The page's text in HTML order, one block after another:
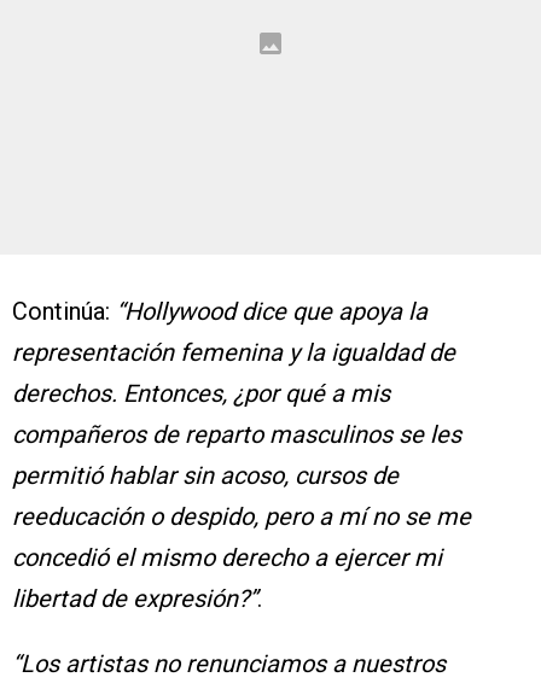
Continúa: “Hollywood dice que apoya la
representación femenina y la igualdad de
derechos. Entonces, ¿por qué a mis
compañeros de reparto masculinos se les
permitió hablar sin acoso, cursos de
reeducación o despido, pero a mí no se me
concedió el mismo derecho a ejercer mi
libertad de expresión?”.
“Los artistas no renunciamos a nuestros